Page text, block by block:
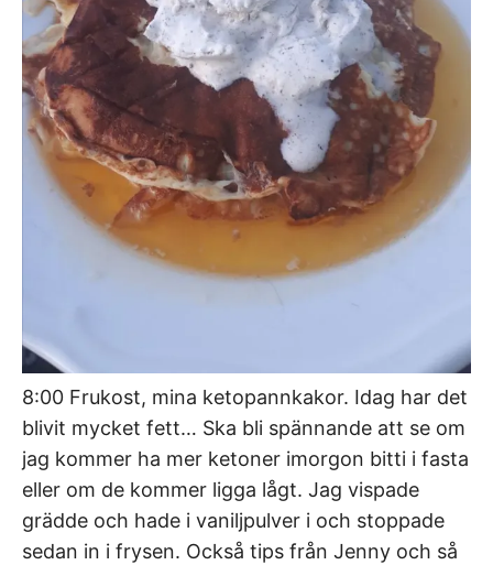
8:00 Frukost, mina ketopannkakor. Idag har det
blivit mycket fett… Ska bli spännande att se om
jag kommer ha mer ketoner imorgon bitti i fasta
eller om de kommer ligga lågt. Jag vispade
grädde och hade i vaniljpulver i och stoppade
sedan in i frysen. Också tips från Jenny och så